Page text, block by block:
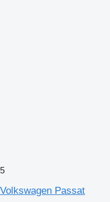
5
Volkswagen Passat